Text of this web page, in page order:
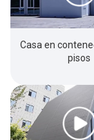
Casa en
pisos